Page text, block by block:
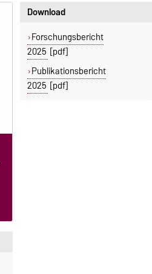
Download
Forschungsbericht
2025 [pdf]
Publikationsbericht
2025 [pdf]